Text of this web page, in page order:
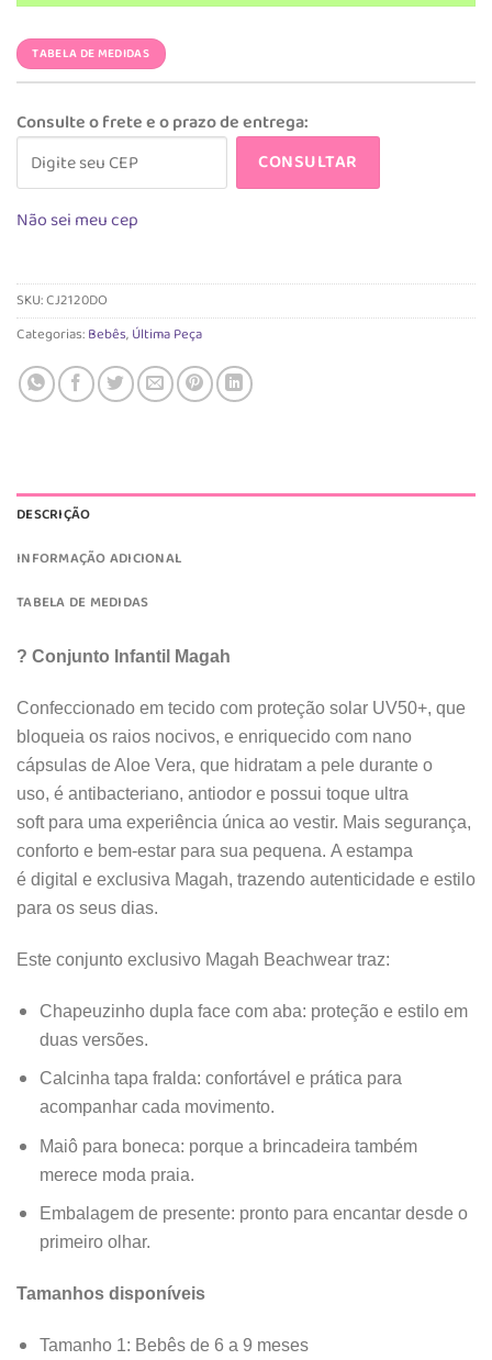
TABELA DE MEDIDAS
Consulte o frete e o prazo de entrega:
CONSULTAR
Não sei meu cep
SKU:CJ2120DO
Categorias:Bebês,Última Peça
DESCRIÇÃO
INFORMAÇÃO ADICIONAL
TABELA DE MEDIDAS
? Conjunto Infantil Magah
Confeccionado em tecido com proteção solar UV50+, que
bloqueia os raios nocivos, e enriquecido com nano
cápsulas de Aloe Vera, que hidratam a pele durante o
uso, é antibacteriano, antiodor e possui toque ultra
soft para uma experiência única ao vestir. Mais segurança,
conforto e bem-estar para sua pequena. A estampa
é digital e exclusiva Magah, trazendo autenticidade e estilo
para os seus dias.
Este conjunto exclusivo Magah Beachwear traz:
Chapeuzinho dupla face com aba: proteção e estilo em
duas versões.
Calcinha tapa fralda: confortável e prática para
acompanhar cada movimento.
Maiô para boneca: porque a brincadeira também
merece moda praia.
Embalagem de presente: pronto para encantar desde o
primeiro olhar.
Tamanhos disponíveis
Tamanho 1: Bebês de 6 a 9 meses